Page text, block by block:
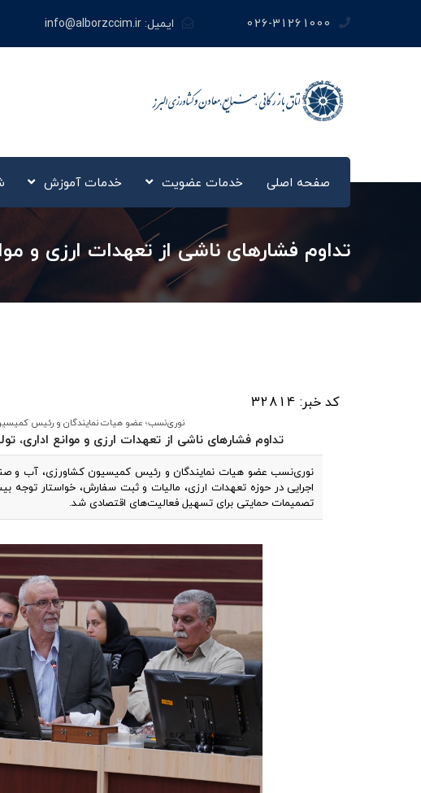
026-31261000 ایمیل:info@alborzccim.ir
صفحه اصلی خدمات عضویت خدمات آموزش
تداوم فشارهای ناشی از تعهدات ارزی و
کد خبر: 32814
نوری‌نسب؛ عضو هیات نمایندگان و رئیس کمیسیون
تداوم فشارهای ناشی از تعهدات ارزی و موانع اداری،
نوری‌نسب عضو هیات نمایندگان و رئیس کمیسیون کشاورزی، آب و صنایع
اجرایی در حوزه تعهدات ارزی، مالیات و ثبت سفارش، خواستار توجه
تصمیمات حمایتی برای تسهیل فعالیت‌های اقتصادی شد.